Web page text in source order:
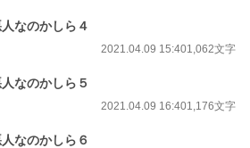
なのかしら４
2021.04.09 15:401,062文字
なのかしら５
2021.04.09 16:401,176文字
なのかしら６